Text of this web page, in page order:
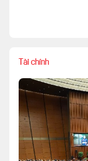
Tài chính